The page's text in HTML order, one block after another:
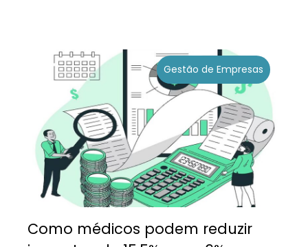
Gestão de Empresas
Como médicos podem reduzir